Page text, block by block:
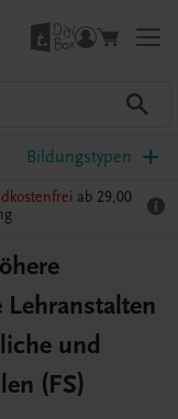
Bildungstypen
ab 29,00
und
(FS)